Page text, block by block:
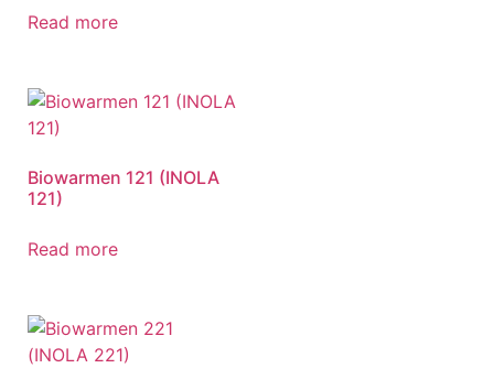
Read more
Biowarmen 121 (INOLA
121)
Read more